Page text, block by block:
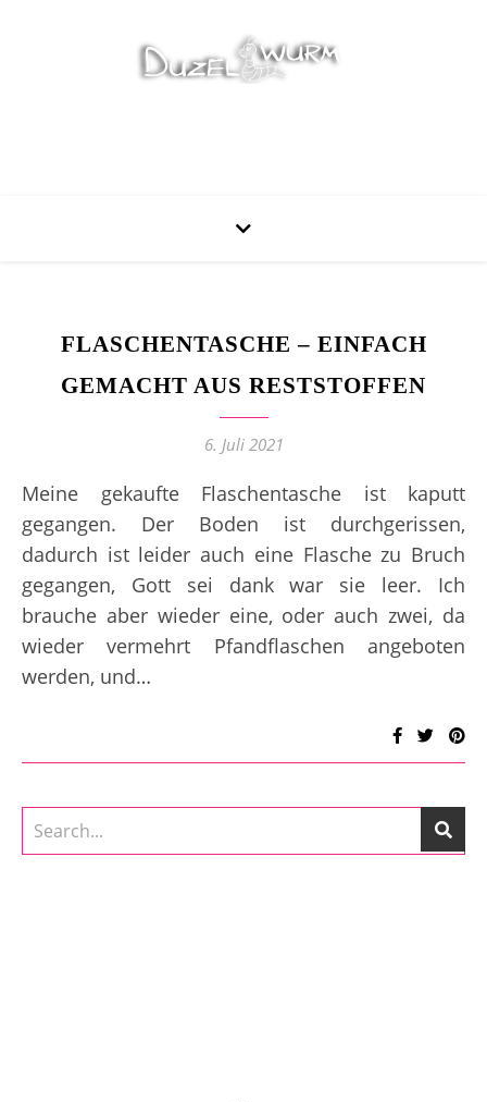
FLASCHENTASCHE – EINFACH
GEMACHT AUS RESTSTOFFEN
6. Juli 2021
Meine gekaufte Flaschentasche ist kaputt
gegangen. Der Boden ist durchgerissen,
dadurch ist leider auch eine Flasche zu Bruch
gegangen, Gott sei dank war sie leer. Ich
brauche aber wieder eine, oder auch zwei, da
wieder vermehrt Pfandflaschen angeboten
werden, und…